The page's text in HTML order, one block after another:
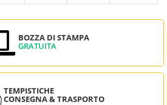
BOZZA DI STAMPA
GRATUITA
TEMPISTICHE
CONSEGNA & TRASPORTO